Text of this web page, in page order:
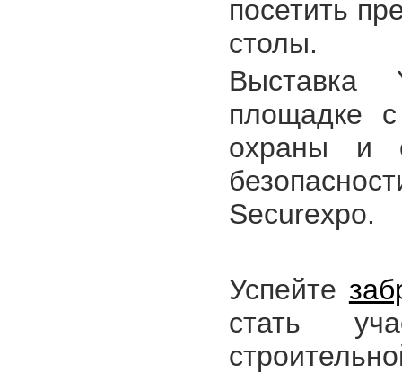
посетить
столы.
Выставка
площадке с
охраны и
Securexpo.
Успейте
стать